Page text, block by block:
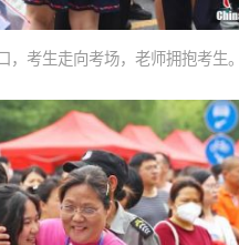
，考生走向考场，老师拥抱考生